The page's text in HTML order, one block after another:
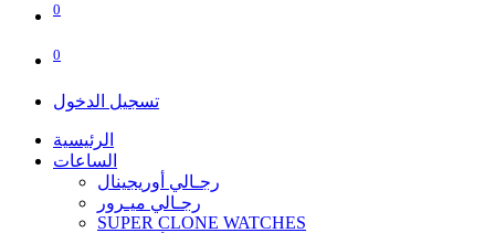
0
0
تسجيل الدخول
الرئيسية
الساعات
رجـالي أوريجينال
رجـالي ميـرور
SUPER CLONE WATCHES